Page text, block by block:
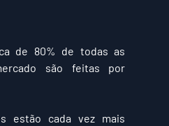
de 80% de todas as
são feitas por
estão cada vez mais